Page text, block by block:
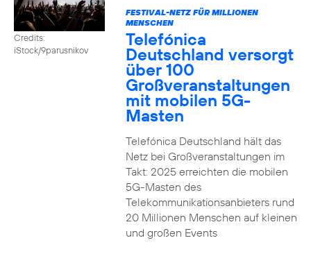
Credits:
iStock/9parusnikov
FESTIVAL-NETZ FÜR MILLIONEN
MENSCHEN
Telefónica
Deutschland versorgt
über 100
Großveranstaltungen
mit mobilen 5G-
Masten
Telefónica Deutschland hält das
Netz bei Großveranstaltungen im
Takt: 2025 erreichten die mobilen
5G-Masten des
Telekommunikationsanbieters rund
20 Millionen Menschen auf kleinen
und großen Events